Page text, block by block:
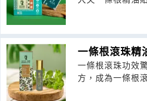
一條根滾珠精
一條根滾珠功效
方，成為一條根